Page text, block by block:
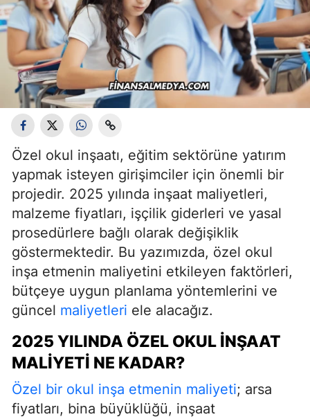
Özel okul inşaatı, eğitim sektörüne yatırım
yapmak isteyen girişimciler için önemli bir
projedir. 2025 yılında inşaat maliyetleri,
malzeme fiyatları, işçilik giderleri ve yasal
prosedürlere bağlı olarak değişiklik
göstermektedir. Bu yazımızda, özel okul
inşa etmenin maliyetini etkileyen faktörleri,
bütçeye uygun planlama yöntemlerini ve
güncel maliyetleri ele alacağız.
2025 YILINDA ÖZEL OKUL İNŞAAT
MALIYETI NE KADAR?
Özel bir okul inşa etmenin maliyeti; arsa
fiyatları, bina büyüklüğü, inşaat